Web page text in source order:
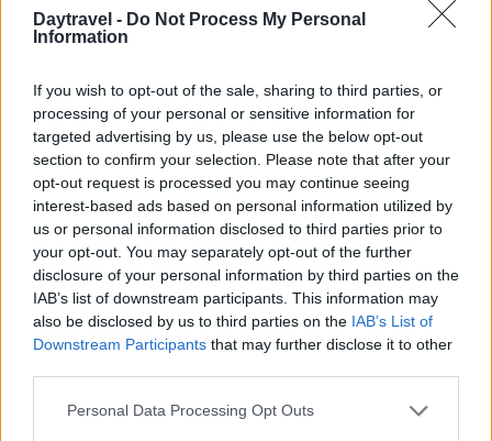
Daytravel - Do Not Process My Personal
Information
If you wish to opt-out of the sale, sharing to third parties, or
processing of your personal or sensitive information for
targeted advertising by us, please use the below opt-out
section to confirm your selection. Please note that after your
opt-out request is processed you may continue seeing
interest-based ads based on personal information utilized by
us or personal information disclosed to third parties prior to
your opt-out. You may separately opt-out of the further
disclosure of your personal information by third parties on the
IAB’s list of downstream participants. This information may
also be disclosed by us to third parties on the IAB’s List of
Downstream Participants that may further disclose it to other
Please note that this website/app uses one or more Google
Personal Data Processing Opt Outs
il weekend italiano
Alessandro Tassinari · 8 Ago 2026
WEEKEND
agosto 2026